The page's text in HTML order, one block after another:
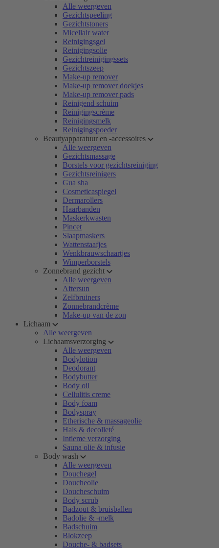
Alle weergeven
Gezichtspeeling
Gezichtstoners
Micellair water
Reinigingsgel
Reinigingsolie
Gezichtreinigingssets
Gezichtszeep
Make-up remover
Make-up remover doekjes
Make-up remover pads
Reinigend schuim
Reinigingscrème
Reinigingsmelk
Reinigingspoeder
Beautyapparatuur en -accessoires
Alle weergeven
Gezichtsmassage
Borstels voor gezichtsreiniging
Gezichtsreinigers
Gua sha
Cosmeticaspiegel
Dermarollers
Haarbanden
Maskerkwasten
Pincet
Slaapmaskers
Wattenstaafjes
Wenkbrauwschaartjes
Wimperborstels
Zonnebrand gezicht
Alle weergeven
Aftersun
Zelfbruiners
Zonnebrandcrème
Make-up van de zon
Lichaam
Alle weergeven
Lichaamsverzorging
Alle weergeven
Bodylotion
Deodorant
Bodybutter
Body oil
Cellulitis creme
Body foam
Bodyspray
Etherische & massageolie
Hals & decolleté
Intieme verzorging
Sauna olie & infusie
Body wash
Alle weergeven
Douchegel
Doucheolie
Doucheschuim
Body scrub
Badzout & bruisballen
Badolie & -melk
Badschuim
Blokzeep
Douche- & badsets